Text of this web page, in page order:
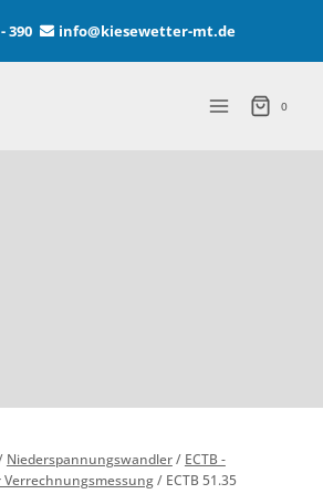
390 info@kiesewetter-mt.de
0
Niederspannungswandler/ ECTB -
/ ECTB 51.35